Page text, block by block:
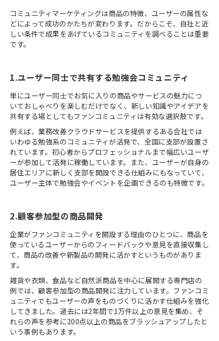
コミュニティマーケティングは商品の特徴、ユーザーの属性な
どによって成功のかたちが変わります。だからこそ、自社と近
しい条件で成果をあげているコミュニティを調べることは重要
です。
1.ユーザー同士で共有する勉強会コミュニティ
単にユーザー同士でお気に入りの商品やサービスの魅力につ
いておしゃべりを楽しむだけでなく、新しい知識やアイデアを
共有する場としてもファンコミュニティは有効な選択肢です。
例えば、業務改善クラウドサービスを提供するある会社では
いわゆる勉強系のコミュニティが活発で、全国に支部が設置さ
れています。初心者からプロフェッショナルまで幅広いユーザ
ーが参加して活発に稼働しています。また、ユーザーが自身の
居住エリアに新しく支部を開設できる仕組みにもなっていて、
ユーザー主体で勉強会やイベントを企画できるのも特徴です。
2.顧客参加型の商品開発
企業がファンコミュニティを開設する理由のひとつに、商品を
使っているユーザーからのフィードバックや意見を直接収集し
て、商品の改善や新製品の開発に活かすというものがありま
す。
雑貨や衣類、食品など自然派商品を中心に展開する専門店の
例では、顧客参加型の商品開発に注力しています。ファンコミ
ュニティでもユーザーの声をものづくりに活かす仕組みを強化
してきました。過去には2年間で1万件以上の意見を集め、そ
れらの声を参考に200点以上の商品をブラッシュアップしたと
いう事例もあります。